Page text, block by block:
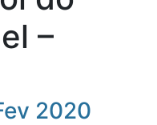
–
2020